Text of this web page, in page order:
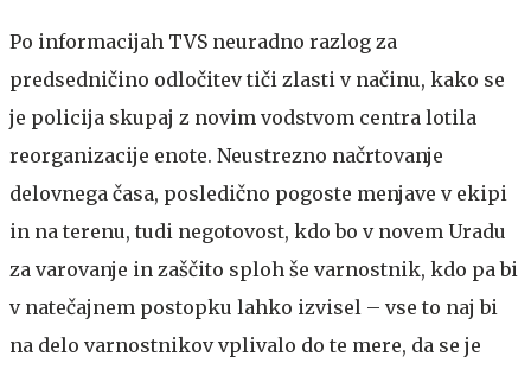
Po informacijah TVS neuradno razlog za
predsedničino odločitev tiči zlasti v načinu, kako se
je policija skupaj z novim vodstvom centra lotila
reorganizacije enote. Neustrezno načrtovanje
delovnega časa, posledično pogoste menjave v ekipi
in na terenu, tudi negotovost, kdo bo v novem Uradu
za varovanje in zaščito sploh še varnostnik, kdo pa bi
v natečajnem postopku lahko izvisel – vse to naj bi
na delo varnostnikov vplivalo do te mere, da se je